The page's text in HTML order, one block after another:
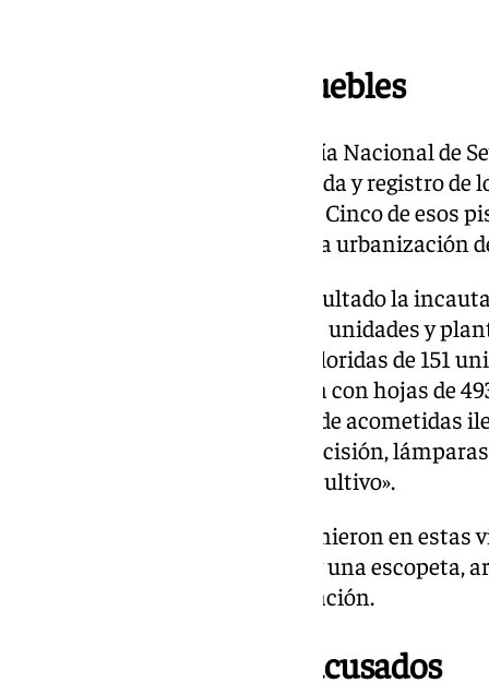
Registros de los inmuebles
Tras la investigación de la Policía Nacional de
número nueve autorizó la entrada y registro de
«controlados» por los acusados. Cinco de esos
de Sevilla capital y el otro en una urbanización
Los registros tuvieron como resultado la
marihuana, como «hojas de 430 unidades y
descomposición»; «sumidades floridas de 151
sumidades floridas y una planta con hojas de
contaban con energía derivada de acometidas
se descubrieron básculas de precisión,
otros instrumentos y útiles de cultivo».
Igualmente, los agentes intervinieron en estas
cocaína y heroína, una pistola y una escopeta,
inculpados carecían de autorización.
Colaboración de los acusados